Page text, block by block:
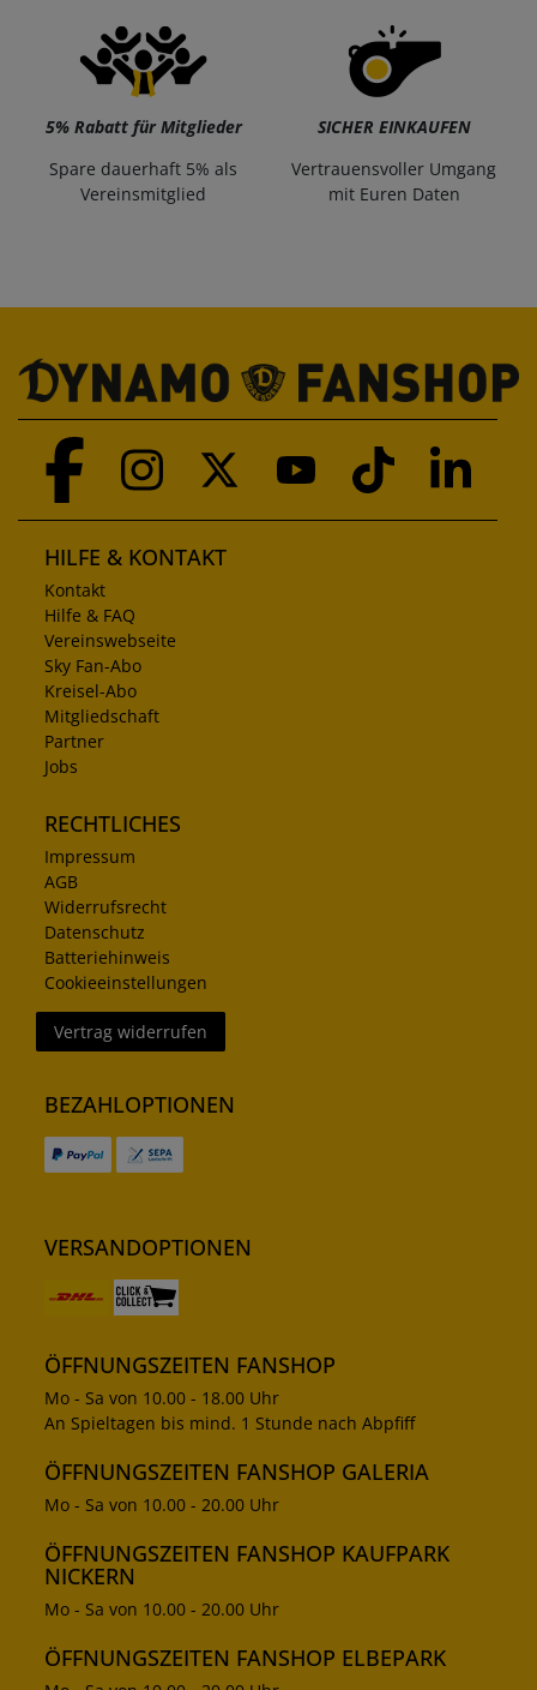
5% Rabatt für Mitglieder
Spare dauerhaft 5% als
Vereinsmitglied
SICHER EINKAUFEN
Vertrauensvoller Umgang
mit Euren Daten
HILFE & KONTAKT
Kontakt
Hilfe & FAQ
Vereinswebseite
Sky Fan-Abo
Kreisel-Abo
Mitgliedschaft
Partner
Jobs
RECHTLICHES
Impressum
AGB
Widerrufsrecht
Datenschutz
Batteriehinweis
Cookieeinstellungen
Vertrag widerrufen
BEZAHLOPTIONEN
VERSANDOPTIONEN
ÖFFNUNGSZEITEN FANSHOP
Mo - Sa von 10.00 - 18.00 Uhr
An Spieltagen bis mind. 1 Stunde nach Abpfiff
ÖFFNUNGSZEITEN FANSHOP GALERIA
Mo - Sa von 10.00 - 20.00 Uhr
ÖFFNUNGSZEITEN FANSHOP KAUFPARK
NICKERN
Mo - Sa von 10.00 - 20.00 Uhr
ÖFFNUNGSZEITEN FANSHOP ELBEPARK